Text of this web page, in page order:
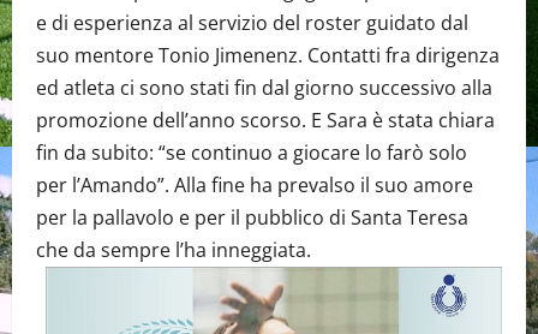
e di esperienza al servizio del roster guidato dal
suo mentore Tonio Jimenenz. Contatti fra dirigenza
ed atleta ci sono stati fin dal giorno successivo alla
promozione dell’anno scorso. E Sara è stata chiara
fin da subito: “se continuo a giocare lo farò solo
per l’Amando”. Alla fine ha prevalso il suo amore
per la pallavolo e per il pubblico di Santa Teresa
che da sempre l’ha inneggiata.